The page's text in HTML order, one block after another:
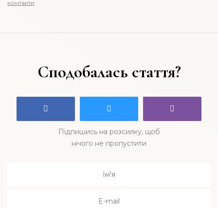
контакти
Сподобалась стаття?
Підпишись на розсилку, щоб
нічого не пропустити